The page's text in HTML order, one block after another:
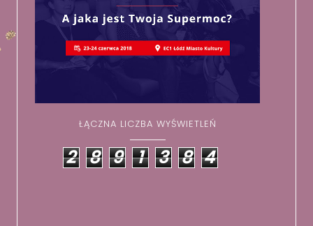
ŁĄCZNA LICZBA WYŚWIETLEŃ
2 8 9 1 3 8 4